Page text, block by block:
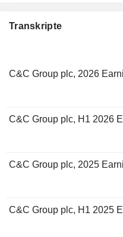
Transkripte
C&C Group plc, 2026
C&C Group plc, H1 2026
C&C Group plc, 2025
C&C Group plc, H1 2025